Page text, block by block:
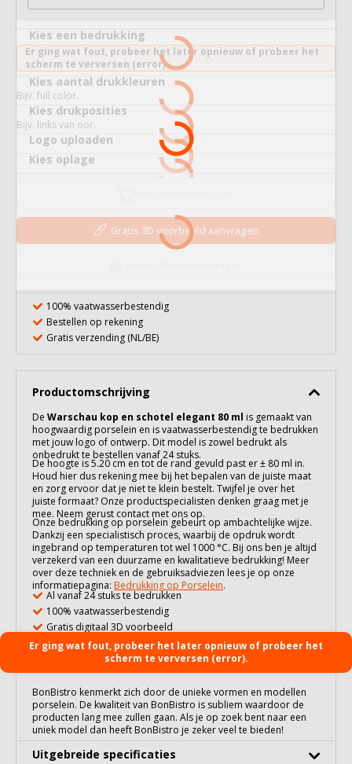
Kies een bedrukking
Er ging wat fout, probeer het later opnieuw of probeer het
scherm te verversen (error).
Kies aantal drukkleuren
Bijv. full color.
Kies drukposities
Bijv. links van oor.
Logo uploaden
Kies oplage
Gratis 3D voorbeeld aanvragen
100% vaatwasserbestendig
Bestellen op rekening
Gratis verzending (NL/BE)
Productomschrijving
De Warschau kop en schotel elegant 80 ml is gemaakt van
hoogwaardig porselein en is vaatwasserbestendig te bedrukken
met jouw logo of ontwerp. Dit model is zowel bedrukt als
onbedrukt te bestellen vanaf 24 stuks.
De hoogte is 5.20 cm en tot de rand gevuld past er ± 80 ml in.
Houd hier dus rekening mee bij het bepalen van de juiste maat
en zorg ervoor dat je niet te klein bestelt. Twijfel je over het
juiste formaat? Onze productspecialisten denken graag met je
mee. Neem gerust contact met ons op.
Onze bedrukking op porselein gebeurt op ambachtelijke wijze.
Dankzij een specialistisch proces, waarbij de opdruk wordt
ingebrand op temperaturen tot wel 1000 °C. Bij ons ben je altijd
verzekerd van een duurzame en kwalitatieve bedrukking! Meer
over deze techniek en de gebruiksadviezen lees je op onze
informatiepagina: Bedrukking op Porselein.
Al vanaf 24 stuks te bedrukken
100% vaatwasserbestendig
Gratis digitaal 3D voorbeeld
BonBistro kenmerkt zich door de unieke vormen en modellen
porselein. De kwaliteit van BonBistro is subliem waardoor de
producten lang mee zullen gaan. Als je op zoek bent naar een
uniek model dan heeft BonBistro je zeker veel te bieden!
Uitgebreide specificaties
Er ging wat fout, probeer het later opnieuw of probeer het
scherm te verversen (error).